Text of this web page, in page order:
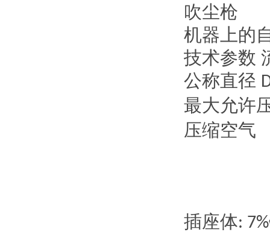
吹尘枪
机器上的
技术参数
公称直径
最大允许
压缩空气
插座体: 7%